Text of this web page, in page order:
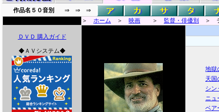
作品名５０音別
⇒ ⇒ ⇒
＞ ホーム ＞ 映画 ＞ 監督・俳優別 ＞ テ
ＤＶＤ 購入ガイド
◆ＡＶシステム◆
地獄
天国
シン
ニュ
ベア